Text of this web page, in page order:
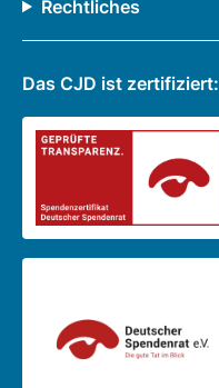
Rechtliches
Das CJD ist zertifiziert: